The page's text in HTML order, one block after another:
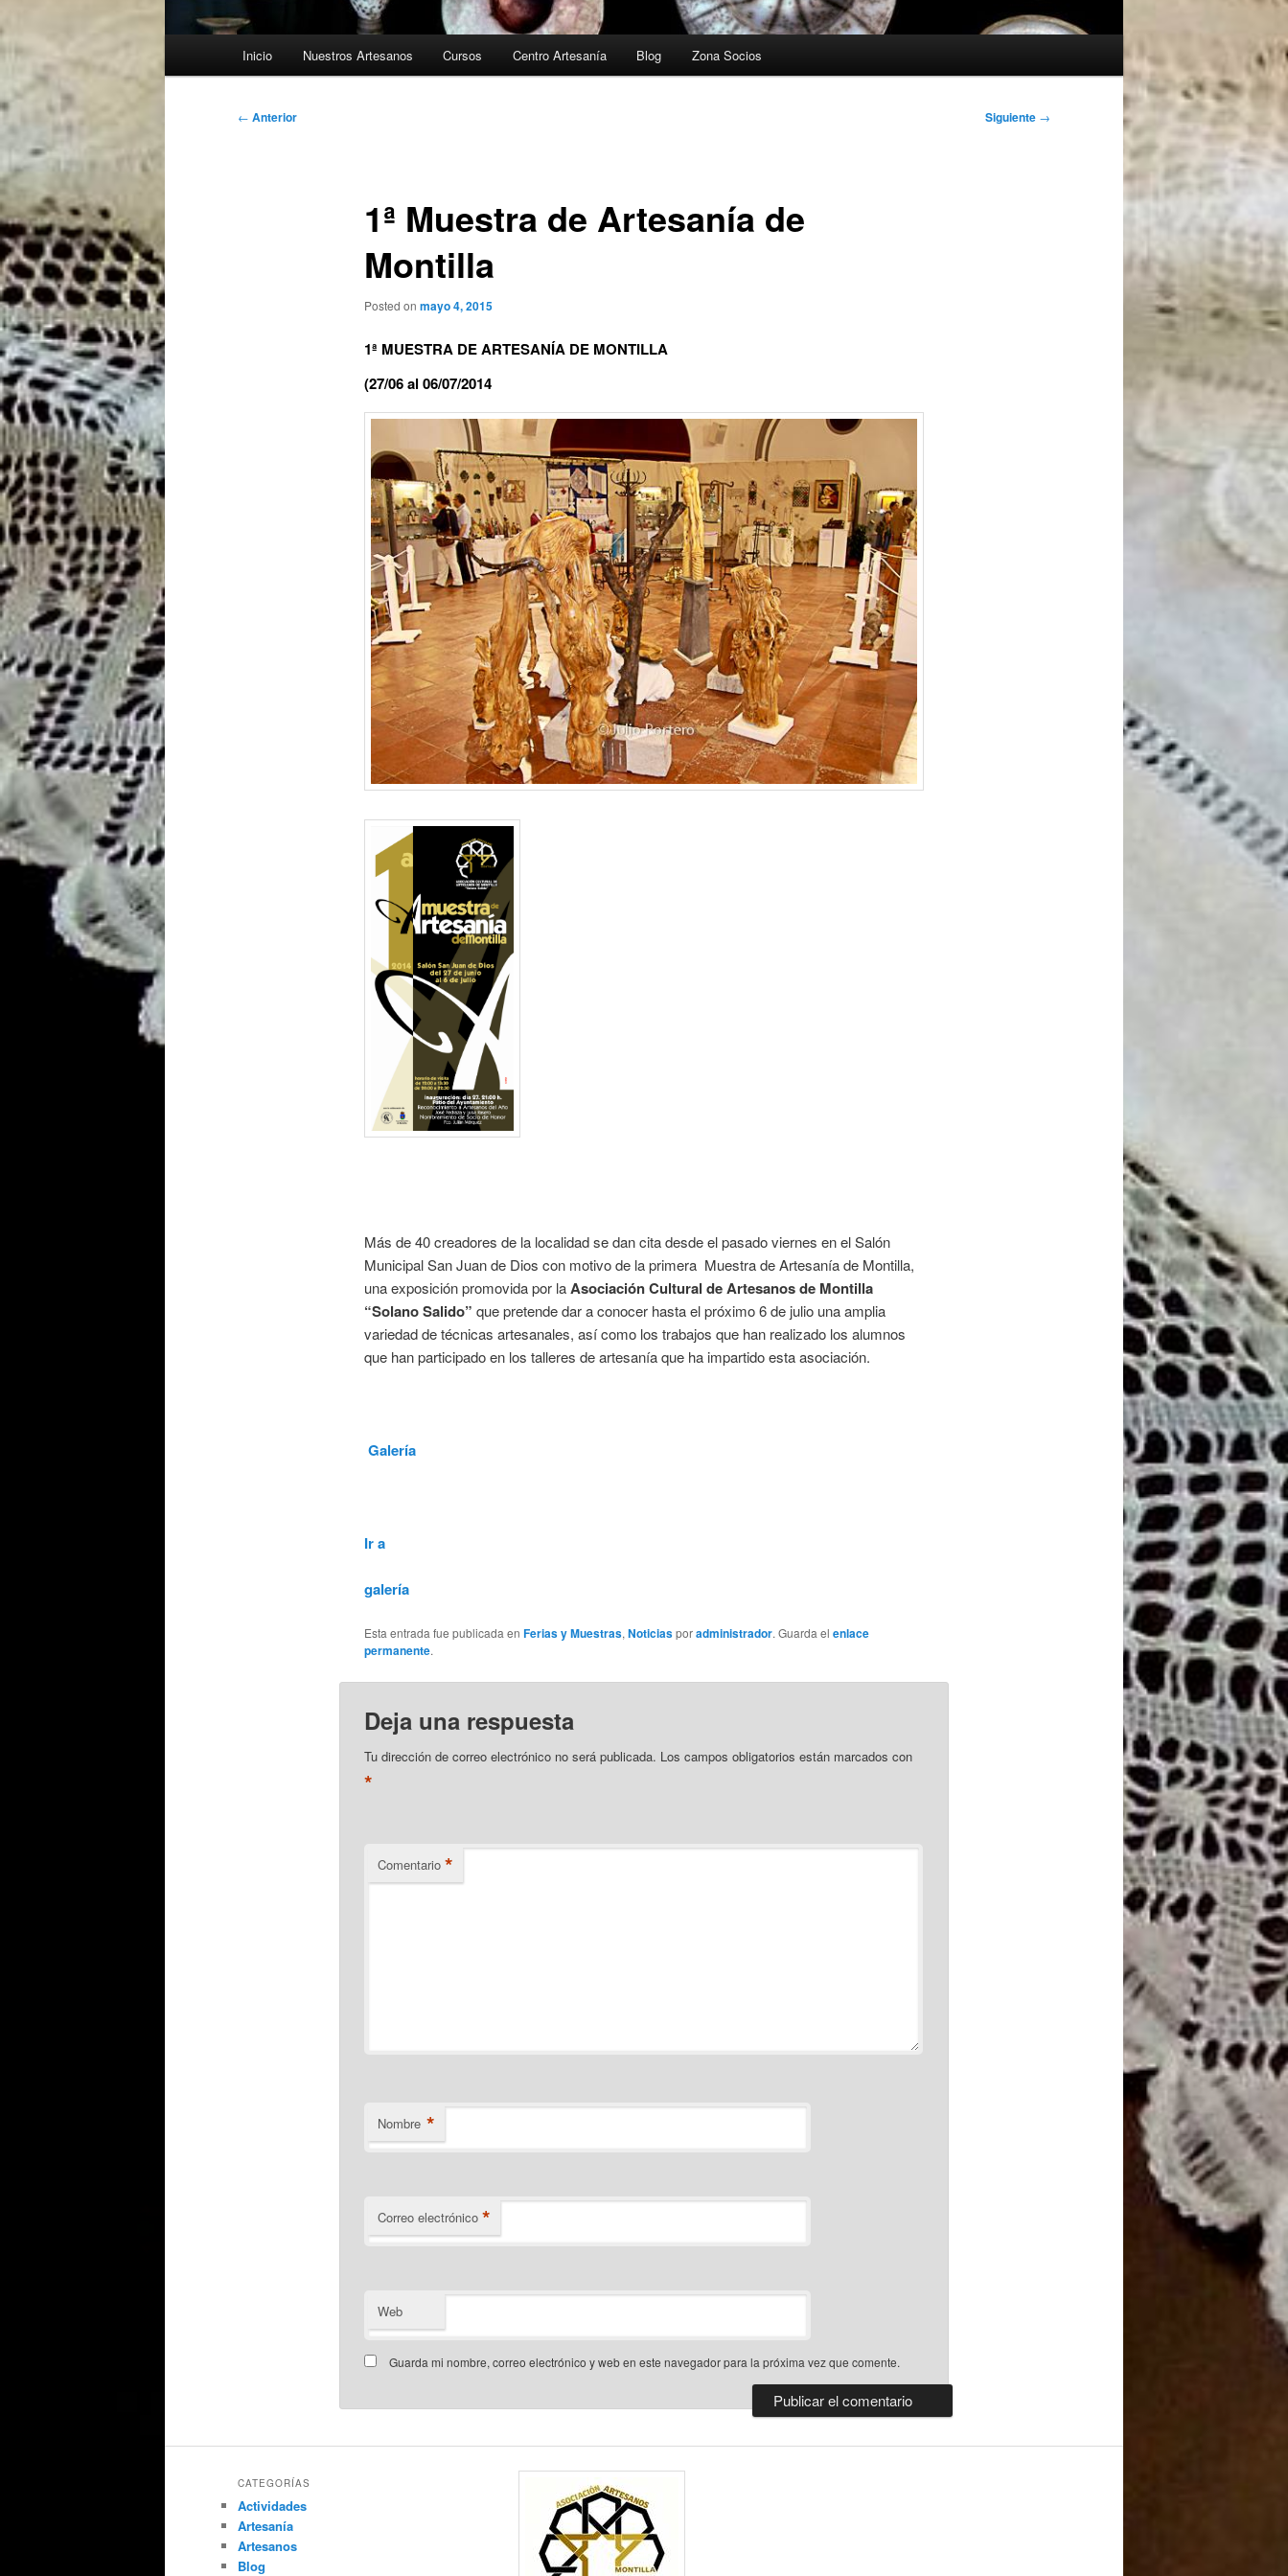
Inicio Nuestros Artesanos Cursos Centro Artesanía Blog Zona Socios
Navegación
← Anterior Siguiente →
1ª Muestra de Artesanía de
Montilla
Posted on mayo 4, 2015
1ª MUESTRA DE ARTESANÍA DE MONTILLA
(27/06 al 06/07/2014
Más de 40 creadores de la localidad se dan cita desde el pasado viernes en el Salón
Municipal San Juan de Dios con motivo de la primera Muestra de Artesanía de Montilla,
una exposición promovida por laAsociación Cultural de Artesanos de Montilla
“Solano Salido” que pretende dar a conocer hasta el próximo 6 de julio una amplia
variedad de técnicas artesanales, así como los trabajos que han realizado los alumnos
que han participado en los talleres de artesanía que ha impartido esta asociación.
Galería
Ir a
galería
Esta entrada fue publicada en Ferias y Muestras, Noticiasporadministrador. Guarda el enlace
permanente.
Deja una respuesta
Tu dirección de correo electrónico no será publicada. Los campos obligatorios están marcados con
*
Comentario *
Nombre *
Correo electrónico *
Web
Guarda mi nombre, correo electrónico y web en este navegador para la próxima vez que comente.
CATEGORÍAS
Actividades
Artesanía
Artesanos
Blog